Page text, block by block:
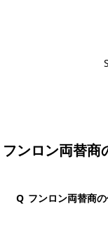
フンロン両替商
Q フンロン両替商